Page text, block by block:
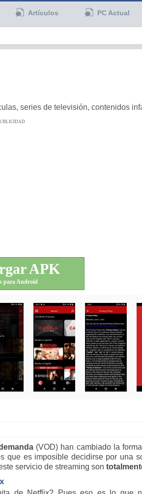
Artículos PC Actual
series de televisión, contenidos
APK
para Android
(VOD) han cambiado la
que es imposible decidirse por una
servicio de streaming son